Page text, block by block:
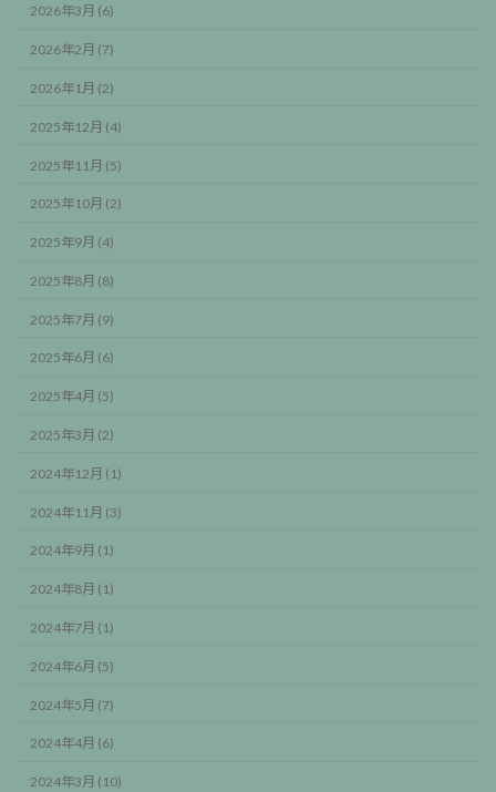
2026年3月 (6)
2026年2月 (7)
2026年1月 (2)
2025年12月 (4)
2025年11月 (5)
2025年10月 (2)
2025年9月 (4)
2025年8月 (8)
2025年7月 (9)
2025年6月 (6)
2025年4月 (5)
2025年3月 (2)
2024年12月 (1)
2024年11月 (3)
2024年9月 (1)
2024年8月 (1)
2024年7月 (1)
2024年6月 (5)
2024年5月 (7)
2024年4月 (6)
2024年3月 (10)